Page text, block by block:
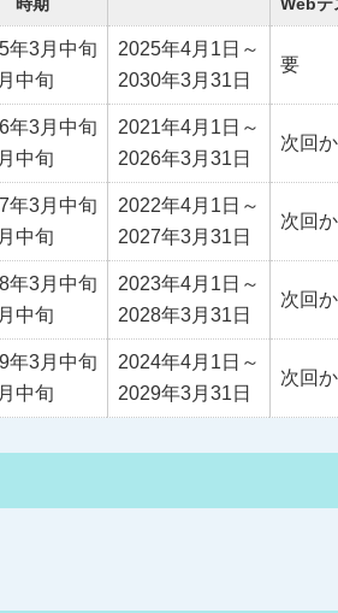
時期
Webテ
年3月中旬
中旬
2025年4月1日～
2030年3月31日
要
年3月中旬
中旬
2021年4月1日～
2026年3月31日
次回
年3月中旬
中旬
2022年4月1日～
2027年3月31日
次回
年3月中旬
中旬
2023年4月1日～
2028年3月31日
次回
年3月中旬
中旬
2024年4月1日～
2029年3月31日
次回